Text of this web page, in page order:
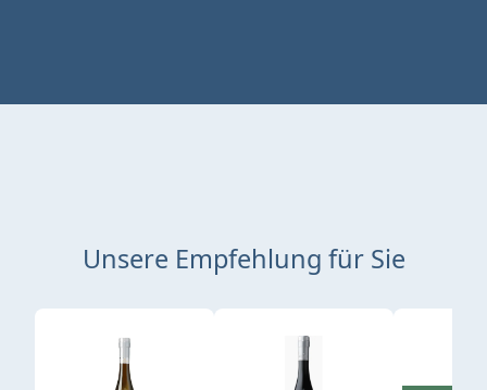
Unsere Empfehlung für Sie
Produktgalerie überspringen